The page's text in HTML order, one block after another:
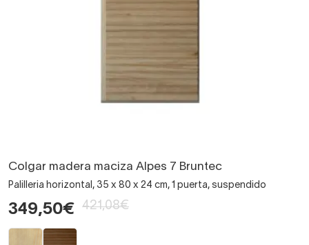
Colgar madera maciza Alpes 7 Bruntec
Palilleria horizontal, 35 x 80 x 24 cm, 1 puerta, suspendido
349,50€ 421,08€